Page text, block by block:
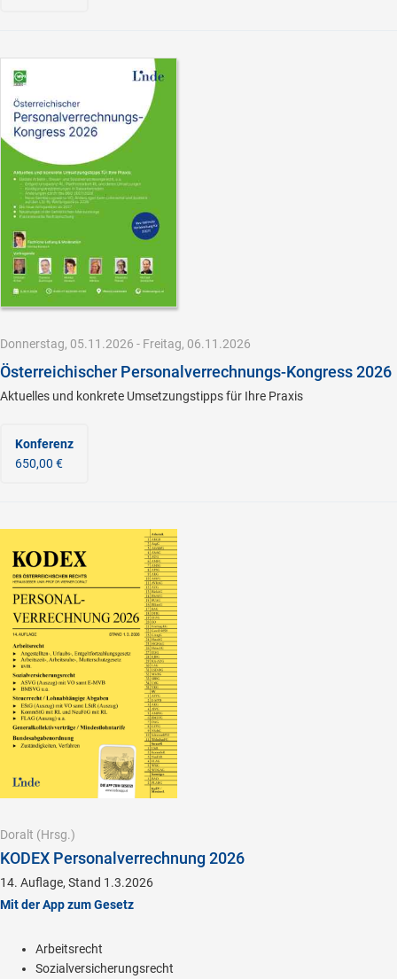
Donnerstag, 05.11.2026 - Freitag, 06.11.2026
Österreichischer Personalverrechnungs-Kongress 2026
Aktuelles und konkrete Umsetzungstipps für Ihre Praxis
Konferenz
650,00 €
Doralt (Hrsg.)
KODEX Personalverrechnung 2026
14. Auflage, Stand 1.3.2026
Mit der App zum Gesetz
Arbeitsrecht
Sozialversicherungsrecht